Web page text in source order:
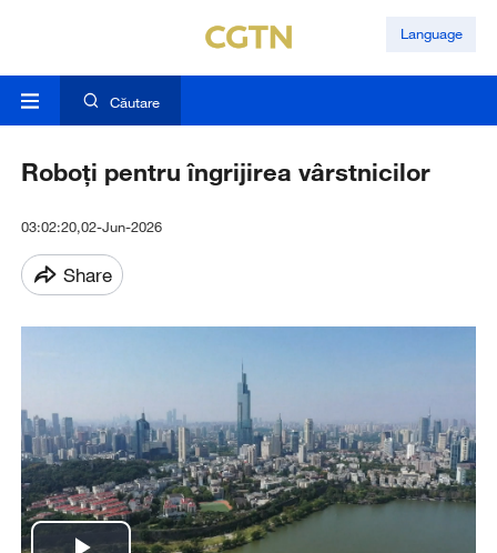
Language
Căutare
Roboți pentru îngrijirea vârstnicilor
03:02:20,02-Jun-2026
Share